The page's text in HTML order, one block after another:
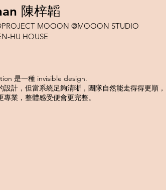
是一種 invisible design.
計，但當系統足夠清晰，團隊自然能走得得更順，
業，整體感受便會更完整。
陳梓韜
MOOON @MOOON STUDIO
HU HOUSE